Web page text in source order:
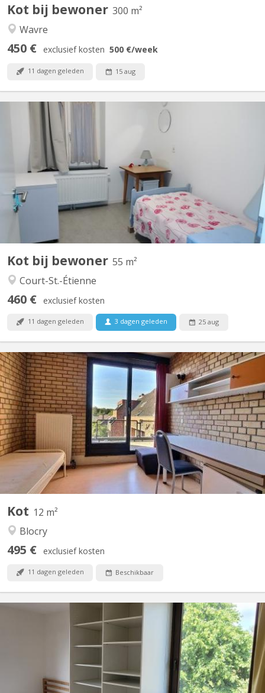
Kot bij bewoner 300 m²
Wavre
450 € exclusief kosten 500 €/week
11 dagen geleden 15 aug
Kot bij bewoner 55 m²
Court-St.-Étienne
460 € exclusief kosten
11 dagen geleden 3 dagen geleden 25 aug
Location 460€/mois, libre de suite. Chauffage central, eau froide,
eau chaude, Plus un forfait de 35€ pour l'électricité.
Kot 12 m²
Blocry
495 € exclusief kosten
11 dagen geleden Beschikbaar
KV 1828
A louer pour 2026-2027 , grande chambre meublée située à
l'Hocaille, rue des Blancs chevaux, dans communautaire de 6,
avec frigo individuel dans la chambre. Proximité des auditoires
(kiné, psychologie, lettres, droit , sciences économiques, etc),
des commerces, et du centre sportif. En...
KV 1744
Bienvenue aux étudiants Erasmus, nous parlons anglais et vous
pourrez apprendre le français, -) Uniquement pour le Q2 (Fev 27-
June27 ! ) Pas de domiciliation possible, uniquement pour les
étudiants, non fumeurs, non allergiques aux chat/chien. La
chambre est disponible dès fevrier 2027....